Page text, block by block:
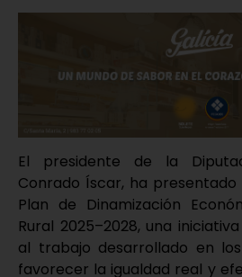
El presidente de la
Conrado Íscar, ha
Plan de Dinamización
Rural 2025–2028, una
al trabajo desarrollado en
favorecer la igualdad real y